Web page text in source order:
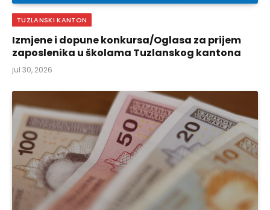
TUZLANSKI KANTON
Izmjene i dopune konkursa/Oglasa za prijem
zaposlenika u školama Tuzlanskog kantona
jul 30, 2026